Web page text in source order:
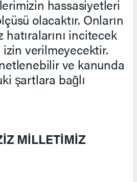
hassasiyetleri
olacaktır. Onların
incitecek
verilmeyecektir.
ve kanunda
şartlara bağlı
MİLLETİMİZ